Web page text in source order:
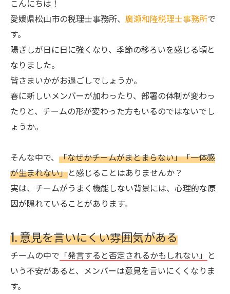
こんにちは！
愛媛県松山市の税理士事務所、 廣瀬和隆税理士事務所で
す。
陽ざしが日に日に強くなり、季節の移ろいを感じる頃と
なりました。
皆さまいかがお過ごしでしょうか。
春に新しいメンバーが加わったり、部署の体制が変わっ
たりと、チームの形が変わった方もいるのではないでし
ょうか。
そんな中で、 「なぜかチームがまとまらない」「一体感
が生まれない」と感じることはありませんか？
実は、チームがうまく機能しない背景には、心理的な原
因が隠れていることがあります。
1. 意見を言いにくい雰囲気がある
チームの中で 「発言すると否定されるかもしれない」 と
いう不安があると、メンバーは意見を言いにくくなりま
す。